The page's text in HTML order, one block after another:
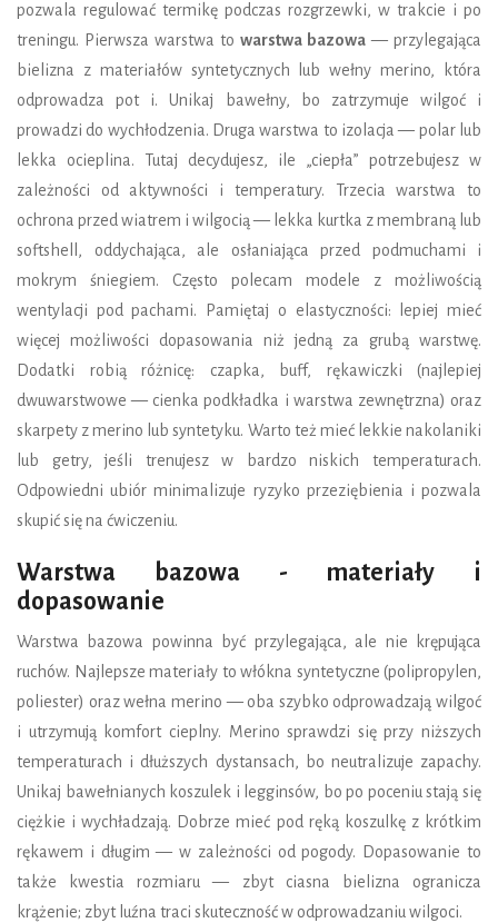
pozwala regulować termikę podczas rozgrzewki, w trakcie i po
treningu. Pierwsza warstwa to warstwa bazowa — przylegająca
bielizna z materiałów syntetycznych lub wełny merino, która
odprowadza pot i. Unikaj bawełny, bo zatrzymuje wilgoć i
prowadzi do wychłodzenia. Druga warstwa to izolacja — polar lub
lekka ocieplina. Tutaj decydujesz, ile „ciepła” potrzebujesz w
zależności od aktywności i temperatury. Trzecia warstwa to
ochrona przed wiatrem i wilgocią — lekka kurtka z membraną lub
softshell, oddychająca, ale osłaniająca przed podmuchami i
mokrym śniegiem. Często polecam modele z możliwością
wentylacji pod pachami. Pamiętaj o elastyczności: lepiej mieć
więcej możliwości dopasowania niż jedną za grubą warstwę.
Dodatki robią różnicę: czapka, buff, rękawiczki (najlepiej
dwuwarstwowe — cienka podkładka i warstwa zewnętrzna) oraz
skarpety z merino lub syntetyku. Warto też mieć lekkie nakolaniki
lub getry, jeśli trenujesz w bardzo niskich temperaturach.
Odpowiedni ubiór minimalizuje ryzyko przeziębienia i pozwala
skupić się na ćwiczeniu.
Warstwa bazowa - materiały i
dopasowanie
Warstwa bazowa powinna być przylegająca, ale nie krępująca
ruchów. Najlepsze materiały to włókna syntetyczne (polipropylen,
poliester) oraz wełna merino — oba szybko odprowadzają wilgoć
i utrzymują komfort cieplny. Merino sprawdzi się przy niższych
temperaturach i dłuższych dystansach, bo neutralizuje zapachy.
Unikaj bawełnianych koszulek i legginsów, bo po poceniu stają się
ciężkie i wychładzają. Dobrze mieć pod ręką koszulkę z krótkim
rękawem i długim — w zależności od pogody. Dopasowanie to
także kwestia rozmiaru — zbyt ciasna bielizna ogranicza
krążenie; zbyt luźna traci skuteczność w odprowadzaniu wilgoci.